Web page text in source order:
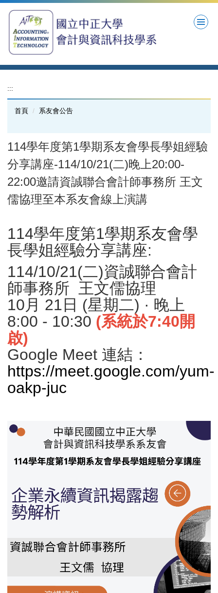
到
區
:::
首頁 系友會公告
114學年度第1學期系友會學長學姐經驗
分享講座-114/10/21(二)晚上20:00-
22:00邀請資誠聯合會計師事務所 王文
儒協理至本系友會線上演講
114學年度第1學期系友會學
長學姐經驗分享講座:
114/10/21(二)資誠聯合會計
師事務所 王文儒協理
10月 21日 (星期二) · 晚上
8:00 - 10:30 (系統於7:40開
啟)
Google Meet 連結：
https://meet.google.com/yum-
oakp-juc